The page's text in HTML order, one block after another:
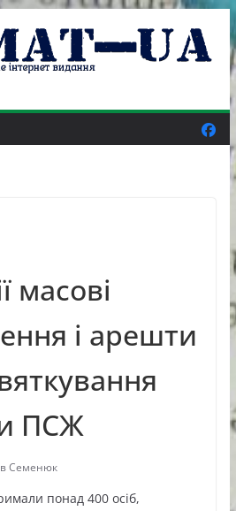
масові
і арешти
ПСЖ
Семенюк
понад 400 осіб,